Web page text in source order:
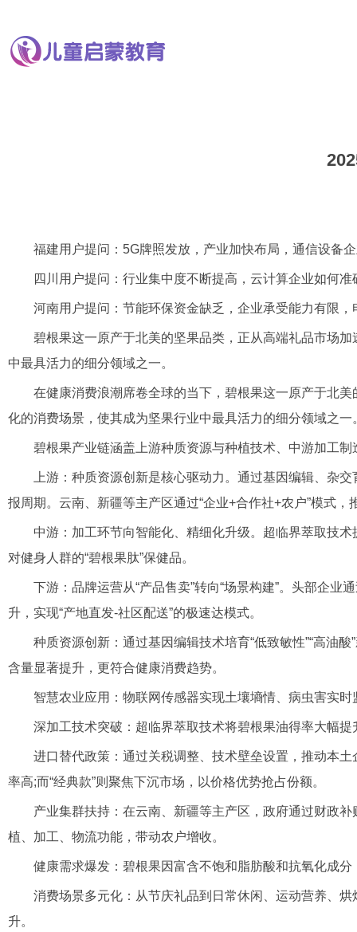
福建用户提问：5G牌照发放，产业加快布局，通信设备企
四川用户提问：行业集中度不断提高，云计算企业如何准
河南用户提问：节能环保资金缺乏，企业承受能力有限，
碧根果这一原产于北美的坚果品类，正从高端礼品市场加
中最具活力的细分领域之一。
在健康消费浪潮席卷全球的当下，碧根果这一原产于北美
化的消费场景，使其成为坚果行业中最具活力的细分领域之一
碧根果产业链涵盖上游种质资源与种植技术、中游加工制
上游：种质资源创新是核心驱动力。通过基因编辑、杂交
报周期。云南、新疆等主产区通过“企业+合作社+农户”模式
中游：加工环节向智能化、精细化升级。超临界萃取技术
对健身人群的“碧根果肽”保健品。
下游：品牌运营从“产品售卖”转向“场景构建”。头部企业通
升，实现“产地直发-社区配送”的极速达模式。
种质资源创新：通过基因编辑技术培育“低致敏性”“高油酸
含量显著提升，更符合健康消费趋势。
智慧农业应用：物联网传感器实现土壤墒情、病虫害实时
深加工技术突破：超临界萃取技术将碧根果油得率大幅提
进口替代政策：通过关税调整、技术壁垒设置，推动本土
率高;而“经典款”则聚焦下沉市场，以价格优势抢占份额。
产业集群扶持：在云南、新疆等主产区，政府通过财政补
植、加工、物流功能，带动农户增收。
健康需求爆发：碧根果因富含不饱和脂肪酸和抗氧化成分
消费场景多元化：从节庆礼品到日常休闲、运动营养、烘
升。